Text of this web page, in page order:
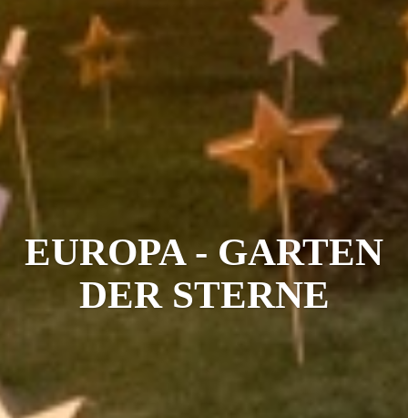
EUROPA - GARTEN
DER STERNE